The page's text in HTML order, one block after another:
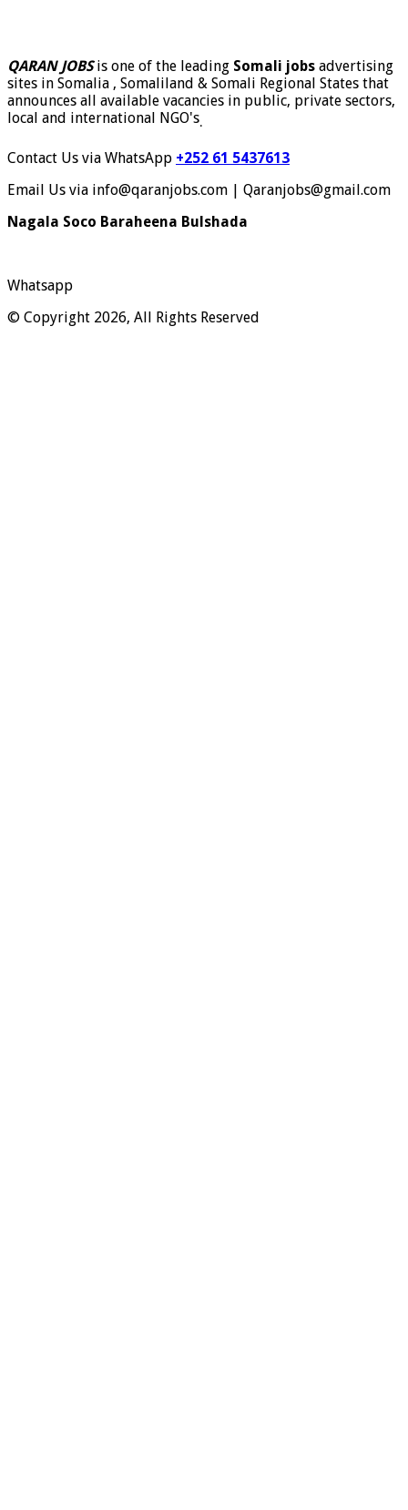
QARAN JOBSis one of the leading Somali jobs advertising
sites in Somalia , Somaliland & Somali Regional States that
announces all available vacancies in public, private sectors,
local and international NGO's.
Contact Us via WhatsApp +252 61 5437613
Email Us via info@qaranjobs.com | Qaranjobs@gmail.com
Nagala Soco Baraheena Bulshada
Whatsapp
© Copyright 2026, All Rights Reserved